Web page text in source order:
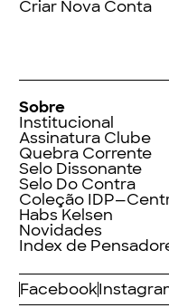
Criar Nova Conta
Sobre
Institucional
Assinatura Clube
Quebra Corrente
Selo Dissonante
Selo Do Contra
Coleção
Habs Kelsen
Novidades
Index de
Facebook